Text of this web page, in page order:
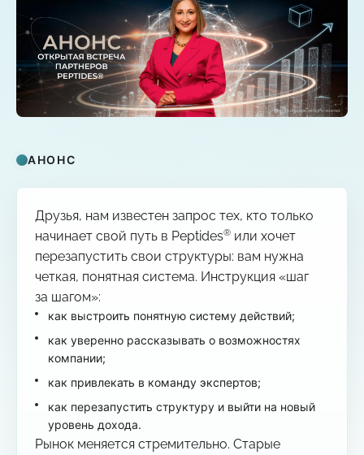
АНОНС
Друзья, нам известен запрос тех, кто только
начинает свой путь в Peptides® или хочет
перезапустить свои структуры: вам нужна
четкая, понятная система. Инструкция «шаг
за шагом»:
как выстроить понятную систему действий;
как уверенно рассказывать о возможностях
компании;
как привлекать в команду экспертов;
как перезапустить структуру и выйти на новый
уровень дохода.
Рынок меняется стремительно. Старые